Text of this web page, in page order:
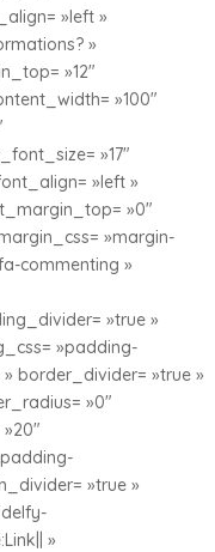
»left »
»
»12″
»100″
»17″
»left »
»0″
»margin-
commenting »
»true »
»padding-
border_divider= »true »
»0″
»true »
»